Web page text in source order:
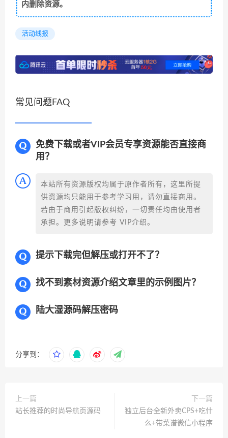
内删除资源。
活动线报
常见问题FAQ
免费下载或者VIP会员专享资源能否直接商
用？
本站所有资源版权均属于原作者所有，这里所提
供资源均只能用于参考学习用，请勿直接商用。
若由于商用引起版权纠纷，一切责任均由使用者
承担。更多说明请参考 VIP介绍。
提示下载完但解压或打开不了？
找不到素材资源介绍文章里的示例图片？
陆大湿源码解压密码
分享到：
上一篇
站长推荐的时尚导航页源码
下一篇
独立后台全新外卖CPS+吃什
么+带菜谱微信小程序